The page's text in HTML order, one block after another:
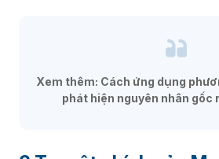
Xem thêm: Cách ứng dụng
phát hiện nguyên nhân gốc